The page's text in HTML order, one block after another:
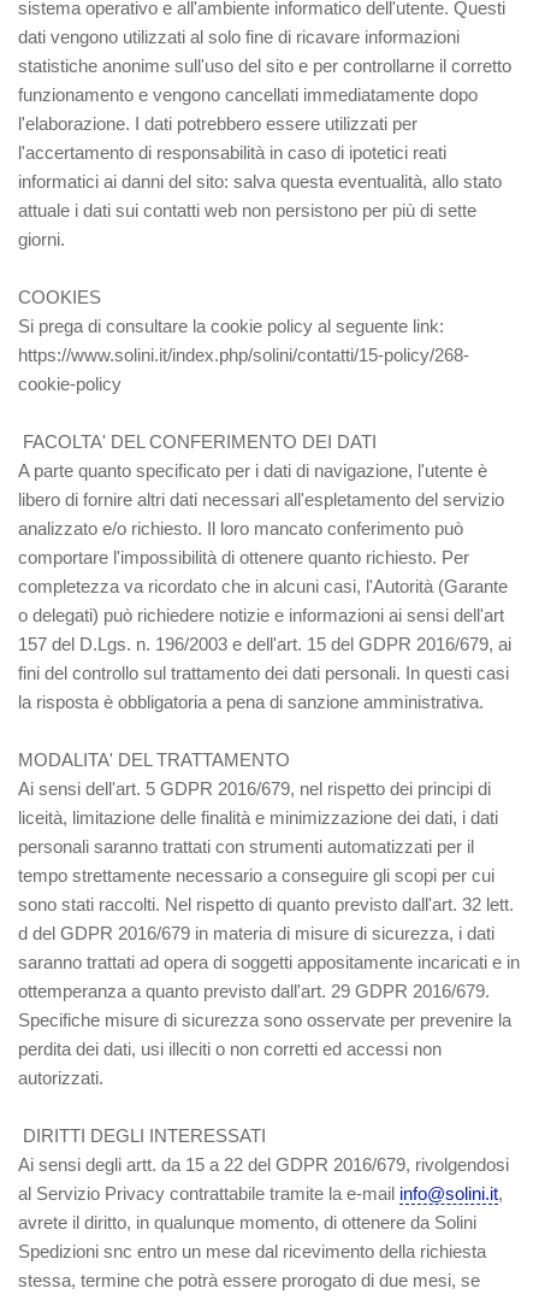
sistema operativo e all'ambiente informatico dell'utente. Questi
dati vengono utilizzati al solo fine di ricavare informazioni
statistiche anonime sull'uso del sito e per controllarne il corretto
funzionamento e vengono cancellati immediatamente dopo
l'elaborazione. I dati potrebbero essere utilizzati per
l'accertamento di responsabilità in caso di ipotetici reati
informatici ai danni del sito: salva questa eventualità, allo stato
attuale i dati sui contatti web non persistono per più di sette
giorni.
COOKIES
Si prega di consultare la cookie policy al seguente link:
https://www.solini.it/index.php/solini/contatti/15-policy/268-
cookie-policy
FACOLTA' DEL CONFERIMENTO DEI DATI
A parte quanto specificato per i dati di navigazione, l'utente è
libero di fornire altri dati necessari all'espletamento del servizio
analizzato e/o richiesto. Il loro mancato conferimento può
comportare l'impossibilità di ottenere quanto richiesto. Per
completezza va ricordato che in alcuni casi, l'Autorità (Garante
o delegati) può richiedere notizie e informazioni ai sensi dell'art
157 del D.Lgs. n. 196/2003 e dell'art. 15 del GDPR 2016/679, ai
fini del controllo sul trattamento dei dati personali. In questi casi
la risposta è obbligatoria a pena di sanzione amministrativa.
MODALITA' DEL TRATTAMENTO
Ai sensi dell'art. 5 GDPR 2016/679, nel rispetto dei principi di
liceità, limitazione delle finalità e minimizzazione dei dati, i dati
personali saranno trattati con strumenti automatizzati per il
tempo strettamente necessario a conseguire gli scopi per cui
sono stati raccolti. Nel rispetto di quanto previsto dall'art. 32 lett.
d del GDPR 2016/679 in materia di misure di sicurezza, i dati
saranno trattati ad opera di soggetti appositamente incaricati e in
ottemperanza a quanto previsto dall'art. 29 GDPR 2016/679.
Specifiche misure di sicurezza sono osservate per prevenire la
perdita dei dati, usi illeciti o non corretti ed accessi non
autorizzati.
DIRITTI DEGLI INTERESSATI
Ai sensi degli artt. da 15 a 22 del GDPR 2016/679, rivolgendosi
al Servizio Privacy contrattabile tramite la e-mail info@solini.it,
avrete il diritto, in qualunque momento, di ottenere da Solini
Spedizioni snc entro un mese dal ricevimento della richiesta
stessa, termine che potrà essere prorogato di due mesi, se